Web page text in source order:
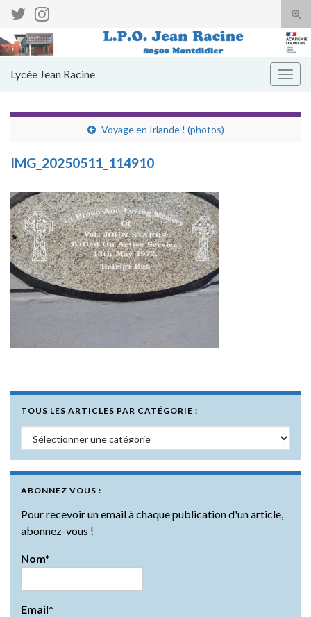
Search for:
Lycée Jean Racine
Voyage en Irlande ! (photos)
IMG_20250511_114910
TOUS LES ARTICLES PAR CATÉGORIE :
Tous les articles par catégorie :
ABONNEZ VOUS :
Pour recevoir un email à chaque publication d'un article,
abonnez-vous !
Nom*
Email*